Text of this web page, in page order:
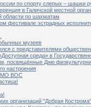
по спорту слепых – шашки
в Галичской местной
области по шахматам
фестивале эстрадных
музеев
с представителями
среда» в
посвящённые Дню
настроения
МО ВОС
организаций "Добрая Кострома"